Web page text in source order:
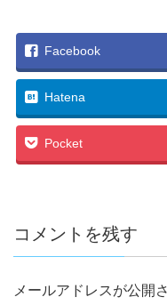
Facebook
Hatena
Pocket
コメントを残す
メールアドレスが公開